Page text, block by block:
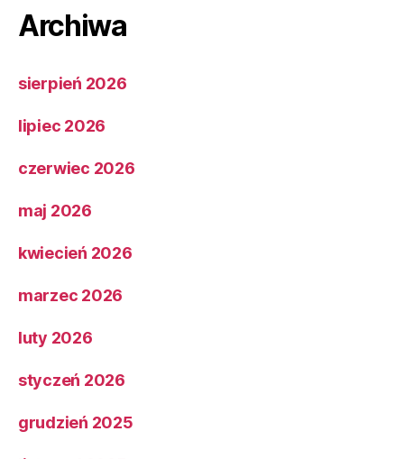
Archiwa
sierpień 2026
lipiec 2026
czerwiec 2026
maj 2026
kwiecień 2026
marzec 2026
luty 2026
styczeń 2026
grudzień 2025